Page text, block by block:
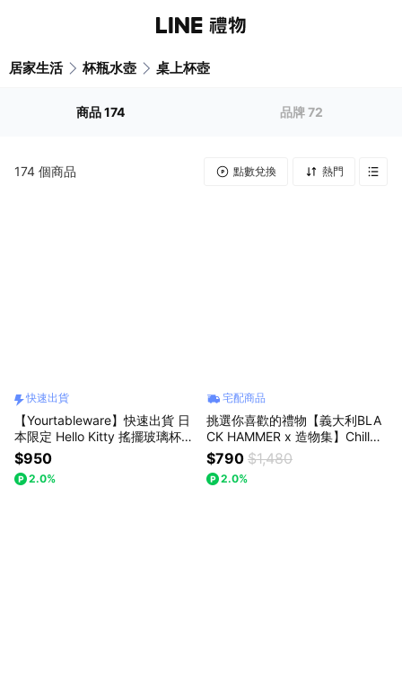
居家生活 杯瓶水壺 桌上杯壺
商品174 品牌72
174 個商品 點數兌換 熱門
快速出貨
【Yourtableware】快速出貨 日
本限定 Hello Kitty 搖擺玻璃杯
單入禮盒組(贈三麗鷗迷你公仔一
入) 喬遷禮 新居落成
$950
2.0%
宅配商品
挑選你喜歡的禮物【義大利BLA
CK HAMMER x 造物集】Chill生
活玻璃杯1180ml
$790 $1,480
2.0%